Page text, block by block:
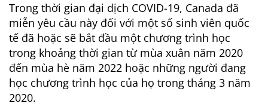
Trong thời gian đại dịch COVID-19, Canada đã
miễn yêu cầu này đối với một số sinh viên quốc
tế đã hoặc sẽ bắt đầu một chương trình học
trong khoảng thời gian từ mùa xuân năm 2020
đến mùa hè năm 2022 hoặc những người đang
học chương trình học của họ trong tháng 3 năm
2020.